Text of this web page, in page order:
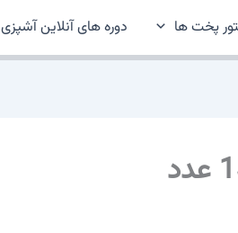
پخت ها دوره های آنلاین آشپزی